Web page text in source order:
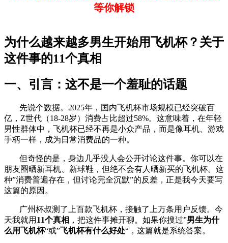
等你解锁
为什么越来越多男生开始用飞机杯？关于
这件事的11个真相
一、引言：这不是一个羞耻的话题
先说个数据。2025年，国内飞机杯市场规模已经突破百
亿，Z世代（18-28岁）消费占比超过58%。这意味着，在年轻
男性群体中，飞机杯已经不再是小众产品，而是像耳机、游戏
手柄一样，成为日常消费品的一种。
但奇怪的是，身边几乎没人会公开讨论这件事。你可以在
朋友圈晒新耳机、新球鞋，但绝不会有人晒新买的飞机杯。这
种”消费普遍存在，但讨论完全沉默”的反差，正是我今天要写
这篇的原因。
广州杯叔测了上百款飞机杯，接触了上万条用户反馈。今
天我就用 11个真相 ，把这件事摊开聊。如果你搜过”男生为什
么用飞机杯“或”飞机杯有什么好处“，这篇就是系统答案。